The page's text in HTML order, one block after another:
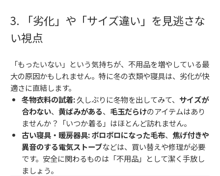
3. 「劣化」や「サイズ違い」を見逃さな
い視点
「もったいない」という気持ちが、不用品を増やしている最
大の原因かもしれません。特に冬の衣類や寝具は、劣化が快
適さに直結します。
冬物衣料の試着:久しぶりに冬物を出してみて、 サイズが
合わない、黄ばみがある、 毛玉だらけのアイテムはあり
ませんか？「いつか着る」はほとんど訪れません。
古い寝具・暖房器具:ボロボロになった毛布、焦げ付きや
異音のする電気ストーブなどは、買い替えや修理が必要
です。安全に関わるものは「不用品」として潔く手放し
ましょう。